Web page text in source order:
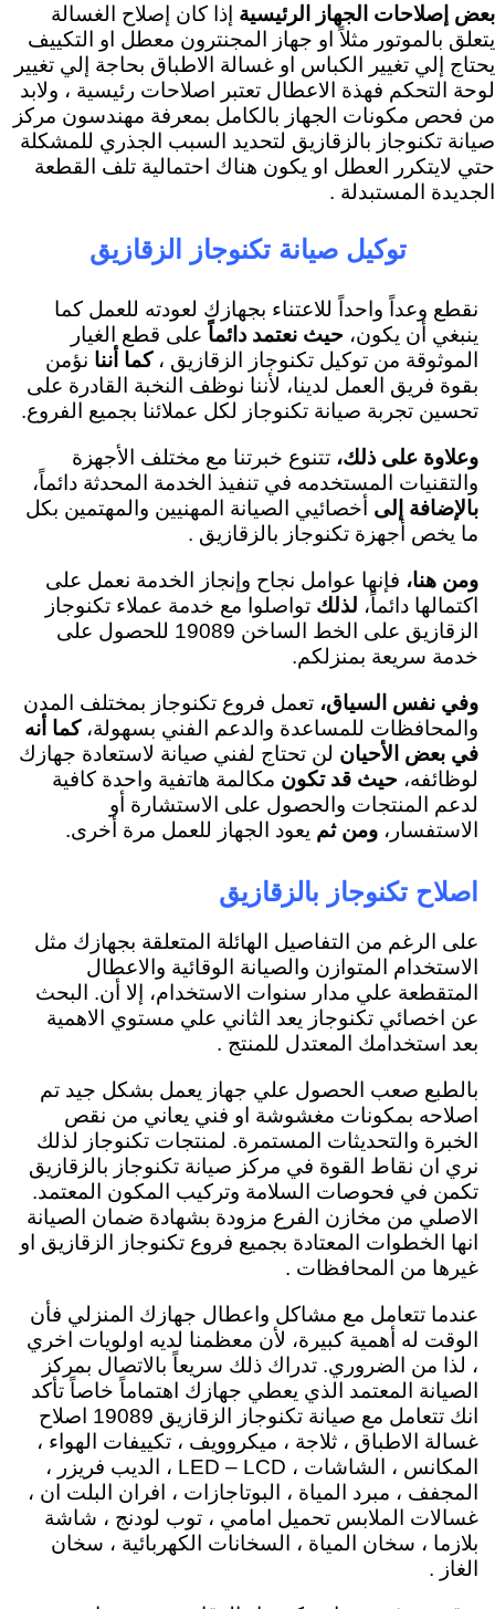
بعض إصلاحات الجهاز الرئيسية إذا كان إصلاح الغسالة
يتعلق بالموتور مثلاً او جهاز المجنترون معطل او التكييف
يحتاج إلي تغيير الكباس او غسالة الاطباق بحاجة إلي تغيير
لوحة التحكم فهذة الاعطال تعتبر اصلاحات رئيسية ، ولابد
من فحص مكونات الجهاز بالكامل بمعرفة مهندسون مركز
صيانة تكنوجاز بالزقازيق لتحديد السبب الجذري للمشكلة
حتي لايتكرر العطل او يكون هناك احتمالية تلف القطعة
الجديدة المستبدلة .
توكيل صيانة تكنوجاز الزقازيق
نقطع وعداً واحداً للاعتناء بجهازك لعودته للعمل كما
ينبغي أن يكون، حيث نعتمد دائماً على قطع الغيار
الموثوقة من توكيل تكنوجاز الزقازيق ،كما أننا نؤمن
بقوة فريق العمل لدينا، لأننا نوظف النخبة القادرة على
تحسين تجربة صيانة تكنوجاز لكل عملائنا بجميع الفروع.
وعلاوة على ذلك، تتنوع خبرتنا مع مختلف الأجهزة
والتقنيات المستخدمه في تنفيذ الخدمة المحدثة دائماً،
بالإضافة إلى أخصائيي الصيانة المهنيين والمهتمين بكل
ما يخص أجهزة تكنوجاز بالزقازيق .
ومن هنا، فإنها عوامل نجاح وإنجاز الخدمة نعمل على
اكتمالها دائماً، لذلك تواصلوا مع خدمة عملاء تكنوجاز
الزقازيق على الخط الساخن 19089 للحصول على
خدمة سريعة بمنزلكم.
وفي نفس السياق، تعمل فروع تكنوجاز بمختلف المدن
والمحافظات للمساعدة والدعم الفني بسهولة،كما أنه
في بعض الأحيان لن تحتاج لفني صيانة لاستعادة جهازك
لوظائفه، حيث قد تكون مكالمة هاتفية واحدة كافية
لدعم المنتجات والحصول على الاستشارة أو
الاستفسار، ومن ثم يعود الجهاز للعمل مرة أخرى.
اصلاح تكنوجاز بالزقازيق
على الرغم من التفاصيل الهائلة المتعلقة بجهازك مثل
الاستخدام المتوازن والصيانة الوقائية والاعطال
المتقطعة علي مدار سنوات الاستخدام، إلا أن. البحث
عن اخصائي تكنوجاز يعد الثاني علي مستوي الاهمية
بعد استخدامك المعتدل للمنتج .
بالطبع صعب الحصول علي جهاز يعمل بشكل جيد تم
اصلاحه بمكونات مغشوشة او فني يعاني من نقص
الخبرة والتحديثات المستمرة. لمنتجات تكنوجاز لذلك
نري ان نقاط القوة في مركز صيانة تكنوجاز بالزقازيق
تكمن في فحوصات السلامة وتركيب المكون المعتمد.
الاصلي من مخازن الفرع مزودة بشهادة ضمان الصيانة
انها الخطوات المعتادة بجميع فروع تكنوجاز الزقازيق او
غيرها من المحافظات .
عندما تتعامل مع مشاكل واعطال جهازك المنزلي فأن
الوقت له أهمية كبيرة، لأن معظمنا لديه اولويات اخري
، لذا من الضروري. تدراك ذلك سريعاً بالاتصال بمركز
الصيانة المعتمد الذي يعطي جهازك اهتماماً خاصاً تأكد
انك تتعامل مع صيانة تكنوجاز الزقازيق 19089 اصلاح
غسالة الاطباق ، ثلاجة ، ميكروويف ، تكييفات الهواء ،
المكانس ، الشاشات ، LED – LCD ، الديب فريزر ،
المجفف ، مبرد المياة ، البوتاجازات ، افران البلت ان ،
غسالات الملابس تحميل امامي ، توب لودنج ، شاشة
بلازما ، سخان المياة ، السخانات الكهربائية ، سخان
الغاز .